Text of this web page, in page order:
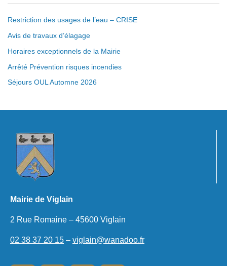
Restriction des usages de l’eau – CRISE
Avis de travaux d’élagage
Horaires exceptionnels de la Mairie
Arrêté Prévention risques incendies
Séjours OUL Automne 2026
Mairie de Viglain
2 Rue Romaine – 45600 Viglain
02 38 37 20 15 – viglain@wanadoo.fr